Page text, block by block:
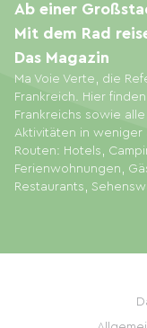
Ma Voie Verte, die
Frankreich. Hier
Frankreichs sowie
Aktivitäten in weniger
Routen: Hotels,
Ferienwohnungen,
Restaurants,
Ab einer
Mit dem Rad
Das Magazin